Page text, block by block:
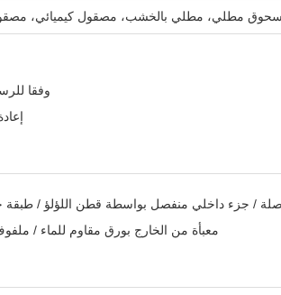
مطلي، مطلي بالخشب، مصقول كيميائي،
وفقا
/ جزء داخلي منفصل بواسطة قطن اللؤلؤ / طبقة
معبأة من الخارج بورق مقاوم للماء /